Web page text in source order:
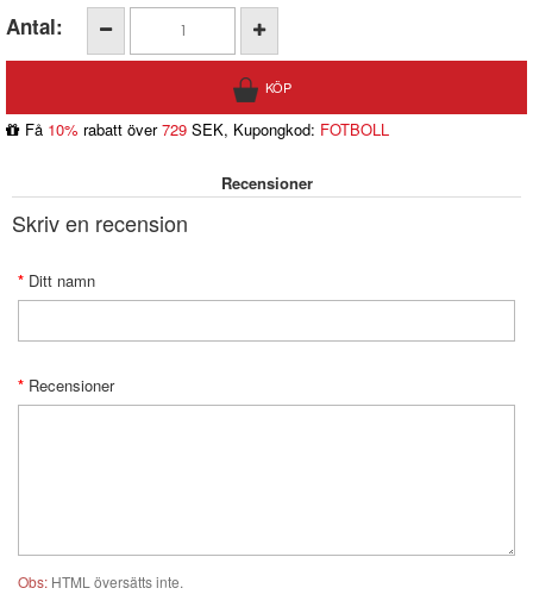
Antal:
Få 10% rabatt över729 SEK, Kupongkod: FOTBOLL
Recensioner
Skriv en recension
Ditt namn
Recensioner
Obs: HTML översätts inte.